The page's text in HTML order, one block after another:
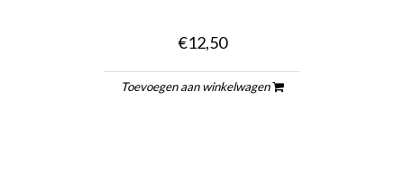
€12,50
Toevoegen aan winkelwagen